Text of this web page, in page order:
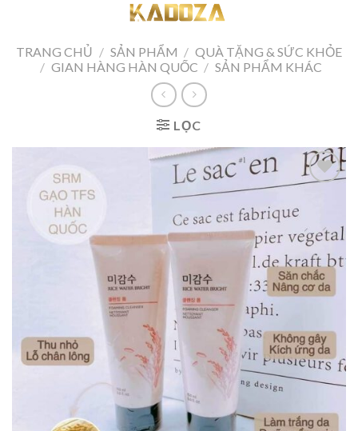
content
TRANG CHỦ / SẢN PHẨM / QUÀ TẶNG & SỨC KHỎE
/ GIAN HÀNG HÀN QUỐC / SẢN PHẨM KHÁC
LỌC
Add to
wishlist